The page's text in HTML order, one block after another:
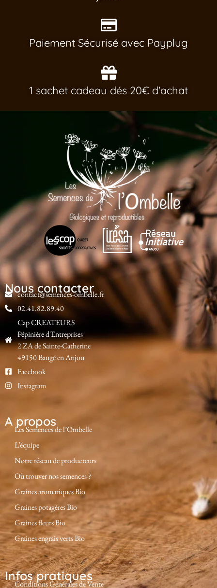
Paiement Sécurisé avec Payplug
1 sachet cadeau dés 20€ d'achat
Nous contacter
contact@semences-ombelle.fr
02.41.82.89.40
Cap CREATEURS
Pépinière d'Entreprises
2 ZA de Sainte-Catherine
49150 Baugé en Anjou
Facebook
Instagram
A propos
Les Semences de l’Ombelle
L’équipe
Notre réseau de producteurs
Où trouver nos semences ?
Graines aromatiques Bio
Graines potagères Bio
Graines fleurs Bio
Graines engrais verts Bio
Infos pratiques
Conditions Générales de Vente